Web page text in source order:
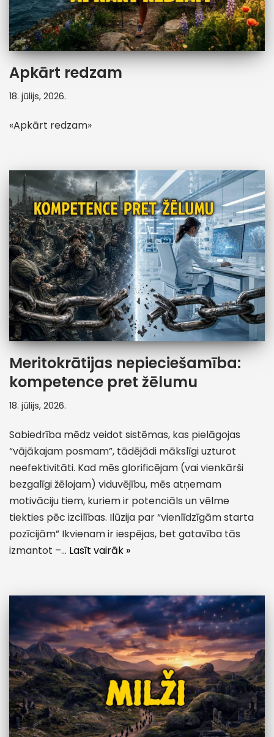
Apkārt redzam
18. jūlijs, 2026.
«Apkārt redzam»
Meritokrātijas nepieciešamība:
kompetence pret žēlumu
18. jūlijs, 2026.
Sabiedrība mēdz veidot sistēmas, kas pielāgojas
“vājākajam posmam”, tādējādi mākslīgi uzturot
neefektivitāti. Kad mēs glorificējam (vai vienkārši
bezgalīgi žēlojam) viduvējību, mēs atņemam
motivāciju tiem, kuriem ir potenciāls un vēlme
tiekties pēc izcilības. Ilūzija par “vienlīdzīgām starta
pozīcijām” Ikvienam ir iespējas, bet gatavība tās
izmantot –… Lasīt vairāk »